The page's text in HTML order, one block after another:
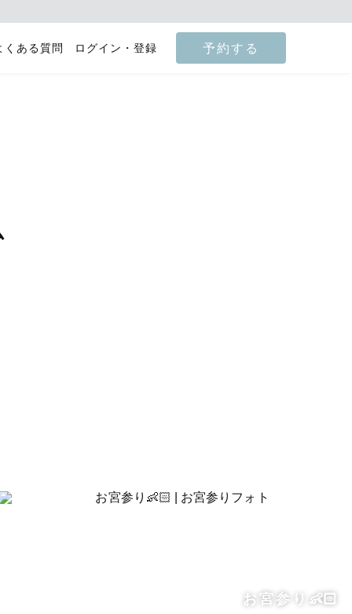
くある質問 ログイン・登録 予約する
お宮参り👶🏻